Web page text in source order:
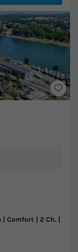
Comfort | 2 Ch. |